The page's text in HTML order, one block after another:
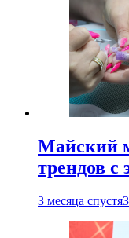
Майский
трендов с
3 месяца спустя